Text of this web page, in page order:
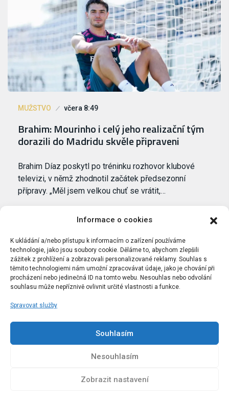
Informace o cookies
K ukládání a/nebo přístupu k informacím o zařízení používáme
technologie, jako jsou soubory cookie. Děláme to, abychom zlepšili
zážitek z prohlížení a zobrazovali personalizované reklamy. Souhlas s
těmito technologiemi nám umožní zpracovávat údaje, jako je chování při
procházení nebo jedinečná ID na tomto webu. Nesouhlas nebo odvolání
souhlasu může nepříznivě ovlivnit určité vlastnosti a funkce.
Spravovat služby
Souhlasím
Nesouhlasím
Zobrazit nastavení
MUŽSTVO včera 8:49
Brahim: Mourinho i celý jeho realizační tým
dorazili do Madridu skvěle připraveni
Brahim Díaz poskytl po tréninku rozhovor klubové
televizi, v němž zhodnotil začátek předsezonní
přípravy. „Měl jsem velkou chuť se vrátit,…